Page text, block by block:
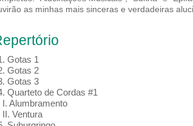
as minhas mais sinceras e verdadeiras
Gotas 1
Gotas 2
Gotas 3
Quarteto de Cordas #1
Alumbramento
Ventura